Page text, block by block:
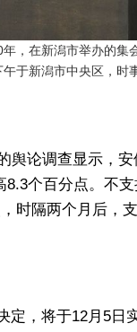
，在新潟市举办的集
于新潟市中央区，时
舆论调查显示，
8.3个百分点。不
时隔两个月后，
定，将于12月5日